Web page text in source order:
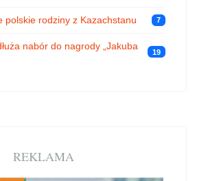
polskie rodziny z Kazachstanu 7
nabór do nagrody „Jakuba
19
REKLAMA